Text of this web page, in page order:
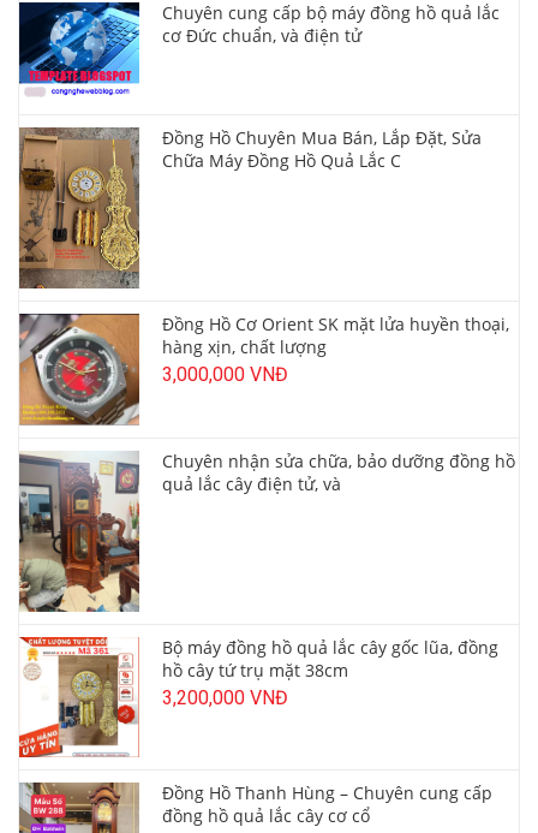
Chuyên cung cấp bộ máy đồng hồ quả lắc
cơ Đức chuẩn, và điện tử
Đồng Hồ Chuyên Mua Bán, Lắp Đặt, Sửa
Chữa Máy Đồng Hồ Quả Lắc C
Đồng Hồ Cơ Orient SK mặt lửa huyền thoại,
hàng xịn, chất lượng
3,000,000 VNĐ
Chuyên nhận sửa chữa, bảo dưỡng đồng hồ
quả lắc cây điện tử, và
Bộ máy đồng hồ quả lắc cây gốc lũa, đồng
hồ cây tứ trụ mặt 38cm
3,200,000 VNĐ
Đồng Hồ Thanh Hùng – Chuyên cung cấp
đồng hồ quả lắc cây cơ cổ